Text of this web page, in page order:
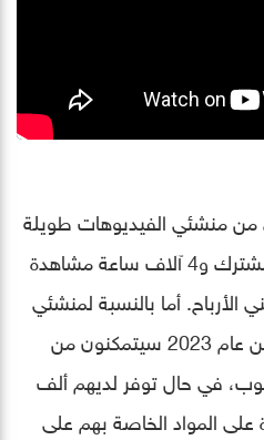
من منشئي الفيديوهات طويلة
المدة، أن يكون لديهم ألف مشترك و4 آلاف ساعة مشاهدة
الأرباح. أما بالنسبة لمنشئي
الفيديوهات القصيرة فبدءًا من عام 2023 سيتمكنون من
في حال توفر لديهم ألف
على المواد الخاصة بهم على